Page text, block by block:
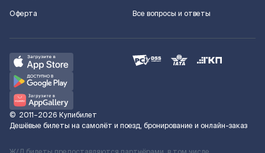
Оферта
Все вопросы и ответы
© 2011–2026 Купибилет
Дешёвые билеты на самолёт и поезд, бронирование и онлайн-заказ